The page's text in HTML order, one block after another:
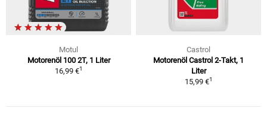
Motul
Motorenöl 100 2T, 1 Liter
16,99 €1
Castrol
Motorenöl Castrol 2-Takt, 1
Liter
15,99 €1